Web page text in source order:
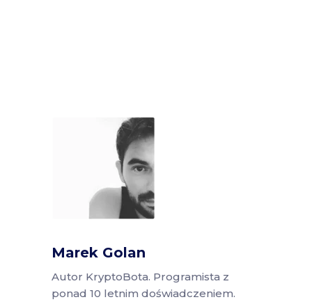
Marek Golan
Autor KryptoBota. Programista z
ponad 10 letnim doświadczeniem.